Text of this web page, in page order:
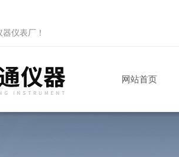
器仪表厂 ！
网站首页